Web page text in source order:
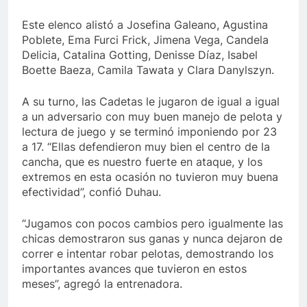
Este elenco alistó a Josefina Galeano, Agustina
Poblete, Ema Furci Frick, Jimena Vega, Candela
Delicia, Catalina Gotting, Denisse Díaz, Isabel
Boette Baeza, Camila Tawata y Clara Danylszyn.
A su turno, las Cadetas le jugaron de igual a igual
a un adversario con muy buen manejo de pelota y
lectura de juego y se terminó imponiendo por 23
a 17. “Ellas defendieron muy bien el centro de la
cancha, que es nuestro fuerte en ataque, y los
extremos en esta ocasión no tuvieron muy buena
efectividad”, confió Duhau.
“Jugamos con pocos cambios pero igualmente las
chicas demostraron sus ganas y nunca dejaron de
correr e intentar robar pelotas, demostrando los
importantes avances que tuvieron en estos
meses”, agregó la entrenadora.